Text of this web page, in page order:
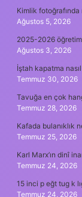
Kimlik
Ağustos 5, 2026
2025-2026 öğretim
Ağustos 3, 2026
İştah kapatma
Temmuz 30, 2026
Tavuğa en çok
Temmuz 28, 2026
Kafada bulanıklık
Temmuz 25, 2026
Karl Marx’ın dinî
Temmuz 24, 2026
15 inci p eğt tug k
Temmuz 24, 2026